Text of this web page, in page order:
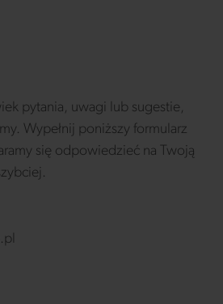
pytania, uwagi lub sugestie,
Wypełnij poniższy formularz
się odpowiedzieć na Twoją